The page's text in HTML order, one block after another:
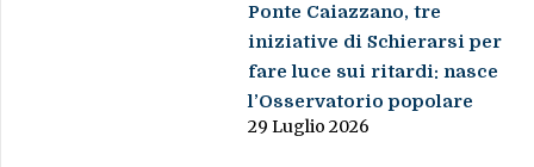
Ponte Caiazzano, tre
iniziative di Schierarsi per
fare luce sui ritardi: nasce
l’Osservatorio popolare
29 Luglio 2026